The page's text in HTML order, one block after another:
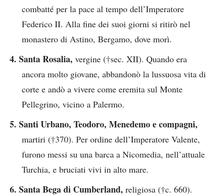
combatté per la pace al tempo dell’Imperatore
Federico II. Alla fine dei suoi giorni si ritirò nel
monastero di Astino, Bergamo, dove morì.
4. Santa Rosalia, vergine (†sec. XII). Quando era
ancora molto giovane, abbandonò la lussuosa vita di
corte e andò a vivere come eremita sul Monte
Pellegrino, vicino a Palermo.
5. Santi Urbano, Teodoro, Menedemo e compagni,
martiri (†370). Per ordine dell’Imperatore Valente,
furono messi su una barca a Nicomedia, nell’attuale
Turchia, e bruciati vivi in alto mare.
6. Santa Bega di Cumberland, religiosa (†c. 660).